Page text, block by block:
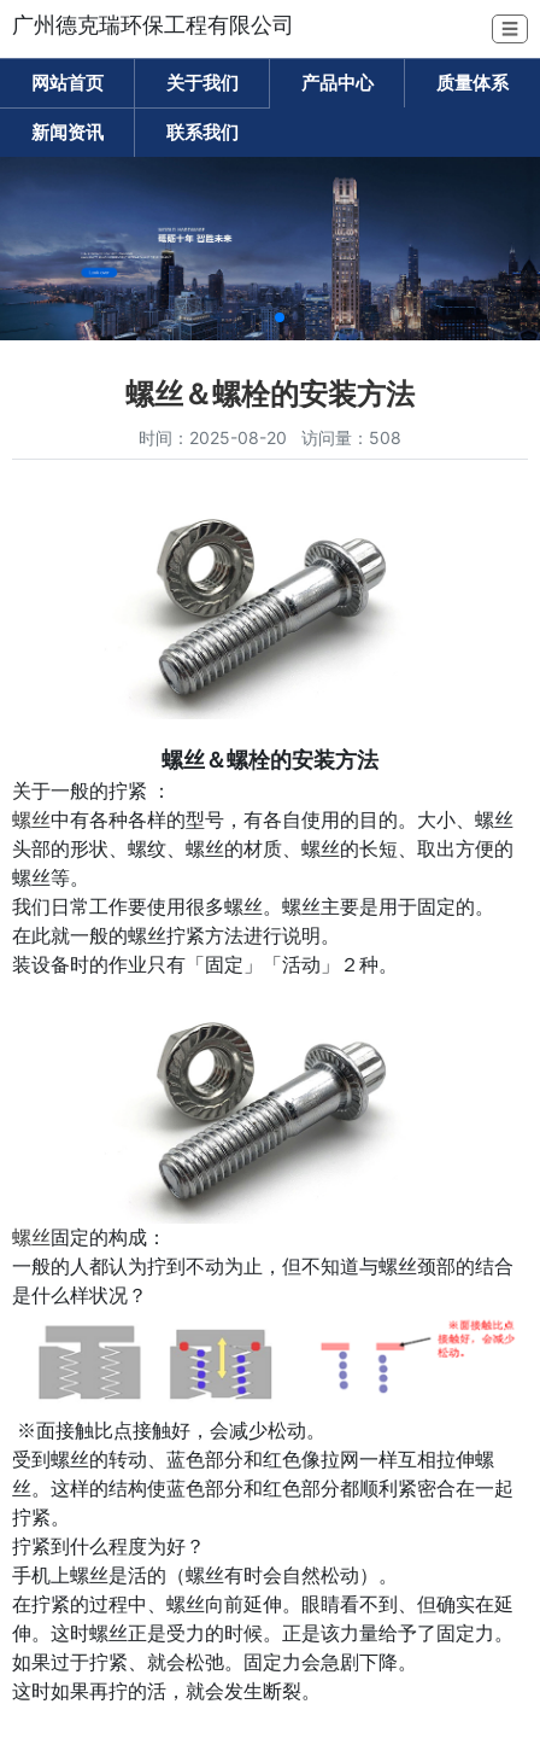
广州德克瑞环保工程有限公司 ☰
网站首页 关于我们 产品中心 质量体系
新闻资讯 联系我们
螺丝＆螺栓的安装方法
时间：2025-08-20 访问量：508
螺丝＆螺栓的安装方法
关于一般的拧紧 ：
螺丝中有各种各样的型号，有各自使用的目的。大小、螺丝
头部的形状、螺纹、螺丝的材质、螺丝的长短、取出方便的
螺丝等。
我们日常工作要使用很多螺丝。螺丝主要是用于固定的。
在此就一般的螺丝拧紧方法进行说明。
装设备时的作业只有「固定」「活动」２种。
螺丝固定的构成：
一般的人都认为拧到不动为止，但不知道与螺丝颈部的结合
是什么样状况？
※面接触比点接触好，会减少松动。
受到螺丝的转动、蓝色部分和红色像拉网一样互相拉伸螺
丝。这样的结构使蓝色部分和红色部分都顺利紧密合在一起
拧紧。
拧紧到什么程度为好？
手机上螺丝是活的（螺丝有时会自然松动）。
在拧紧的过程中、螺丝向前延伸。眼睛看不到、但确实在延
伸。这时螺丝正是受力的时候。正是该力量给予了固定力。
如果过于拧紧、就会松弛。固定力会急剧下降。
这时如果再拧的活，就会发生断裂。